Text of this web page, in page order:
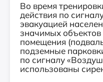
Во время
действия по
эвакуацией
значимых
помещения
подземные
по сигналу
использованы